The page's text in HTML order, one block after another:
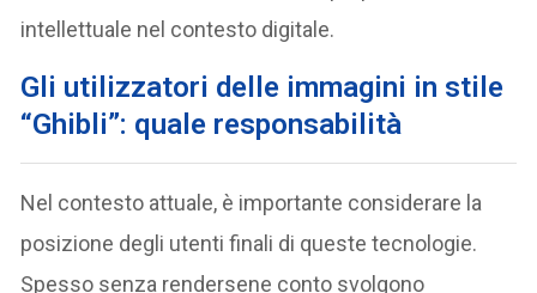
intellettuale nel contesto digitale.
Gli utilizzatori delle immagini in stile
“Ghibli”: quale responsabilità
Nel contesto attuale, è importante considerare la
posizione degli utenti finali di queste tecnologie.
Spesso senza rendersene conto svolgono